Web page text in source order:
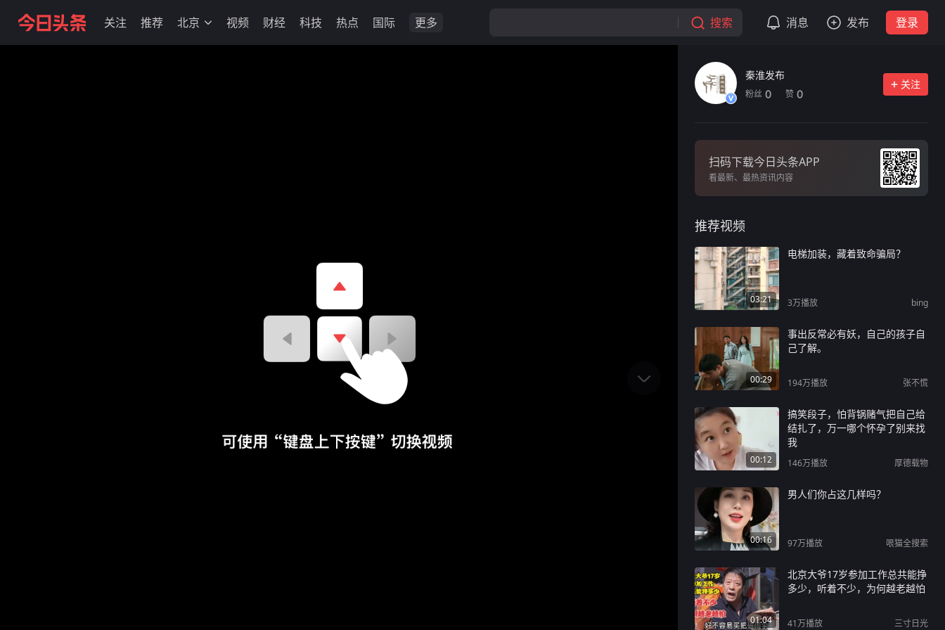
关注 推荐 北京 视频 财经 科技 热点 国际 更多 搜索 消息 发布 登录
秦淮发布
粉丝 0 赞 0
关注
扫码下载今日头条APP
看最新、最热资讯内容
推荐视频
03:21
电梯加装，藏着致命骗局？
3万播放 bing
00:29
事出反常必有妖，自己的孩子自
己了解。
194万播放 张不慌
00:12
搞笑段子，怕背锅赌气把自己给
结扎了，万一哪个怀孕了别来找
我
146万播放 厚德载物
00:16
男人们你占这几样吗？
97万播放 哏猫全搜索
01:04
北京大爷17岁参加工作总共能挣
多少，听着不少，为何越老越怕
41万播放 三寸日光